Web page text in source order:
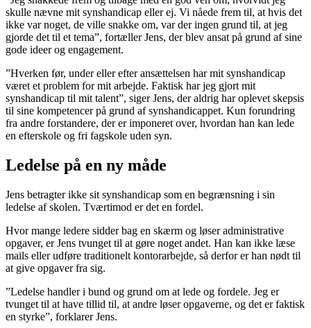
skulle nævne mit synshandicap eller ej. Vi nåede frem til, at hvis det
ikke var noget, de ville snakke om, var der ingen grund til, at jeg
gjorde det til et tema”, fortæller Jens, der blev ansat på grund af sine
gode ideer og engagement.
”Hverken før, under eller efter ansættelsen har mit synshandicap
været et problem for mit arbejde. Faktisk har jeg gjort mit
synshandicap til mit talent”, siger Jens, der aldrig har oplevet skepsis
til sine kompetencer på grund af synshandicappet. Kun forundring
fra andre forstandere, der er imponeret over, hvordan han kan lede
en efterskole og fri fagskole uden syn.
Ledelse på en ny måde
Jens betragter ikke sit synshandicap som en begrænsning i sin
ledelse af skolen. Tværtimod er det en fordel.
Hvor mange ledere sidder bag en skærm og løser administrative
opgaver, er Jens tvunget til at gøre noget andet. Han kan ikke læse
mails eller udføre traditionelt kontorarbejde, så derfor er han nødt til
at give opgaver fra sig.
”Ledelse handler i bund og grund om at lede og fordele. Jeg er
tvunget til at have tillid til, at andre løser opgaverne, og det er faktisk
en styrke”, forklarer Jens.